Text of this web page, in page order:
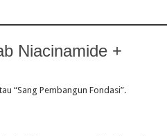
Niacinamide +
“Sang Pembangun Fondasi”.